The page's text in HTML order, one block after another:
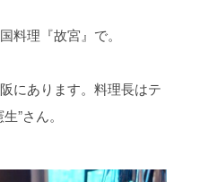
料理『故宮』で。
にあります。料理長はテ
”さん。